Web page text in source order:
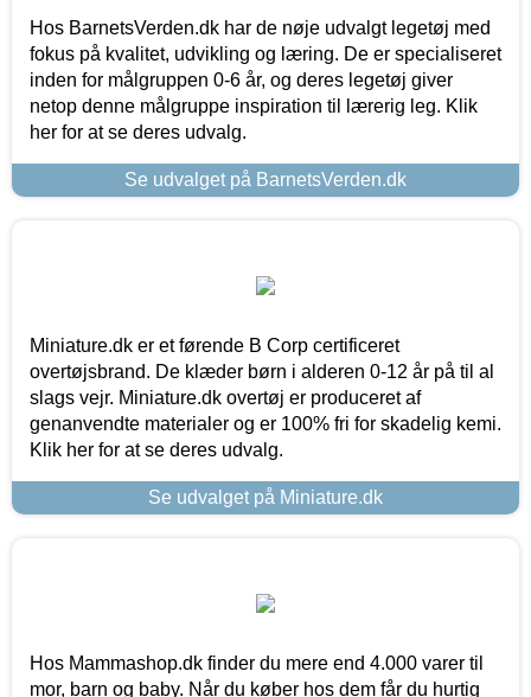
Hos BarnetsVerden.dk har de nøje udvalgt legetøj med
fokus på kvalitet, udvikling og læring. De er specialiseret
inden for målgruppen 0-6 år, og deres legetøj giver
netop denne målgruppe inspiration til lærerig leg. Klik
her for at se deres udvalg.
Se udvalget på BarnetsVerden.dk
Miniature.dk er et førende B Corp certificeret
overtøjsbrand. De klæder børn i alderen 0-12 år på til al
slags vejr. Miniature.dk overtøj er produceret af
genanvendte materialer og er 100% fri for skadelig kemi.
Klik her for at se deres udvalg.
Se udvalget på Miniature.dk
Hos Mammashop.dk finder du mere end 4.000 varer til
mor, barn og baby. Når du køber hos dem får du hurtig